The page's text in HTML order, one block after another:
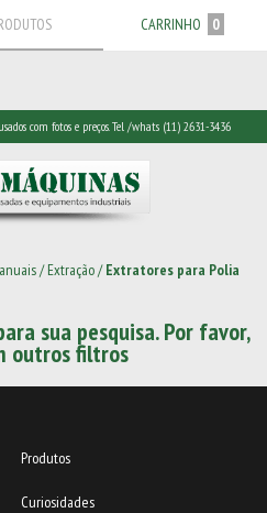
CARRINHO 0
com fotos e preços. Tel /whats (11) 2631-3436
/ Extração/ Extratores para Polia
sua pesquisa. Por favor,
outros filtros
Produtos
Curiosidades